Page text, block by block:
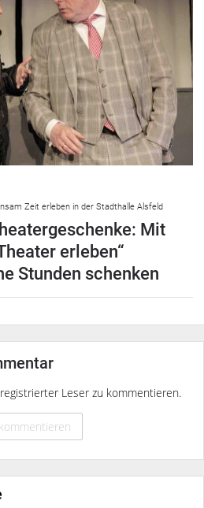
Zeit erleben in der Stadthalle Alsfeld
Mit
erleben“
Stunden schenken
Leser zu kommentieren.